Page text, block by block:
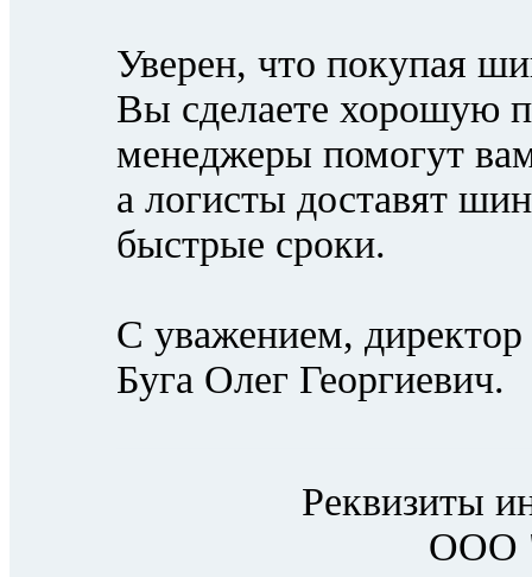
Уверен, что покупая
Вы сделаете хорошую
менеджеры помогут
а логисты доставят
быстрые сроки.
С уважением,
Буга Олег Георгиевич.
Реквизиты
ООО